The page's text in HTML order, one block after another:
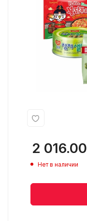
2 016.00
Нет в наличии